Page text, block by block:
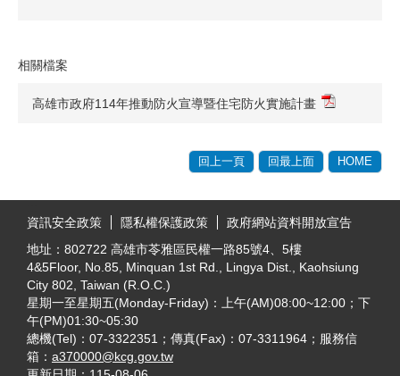
相關檔案
高雄市政府114年推動防火宣導暨住宅防火實施計畫
回上一頁 回最上面 HOME
資訊安全政策
隱私權保護政策
政府網站資料開放宣告
地址：802722 高雄市苓雅區民權一路85號4、5樓
4&5Floor, No.85, Minquan 1st Rd., Lingya Dist., Kaohsiung
City 802, Taiwan (R.O.C.)
星期一至星期五(Monday-Friday)：上午(AM)08:00~12:00；下
午(PM)01:30~05:30
總機(Tel)：07-3322351；傳真(Fax)：07-3311964；服務信
箱： a370000@kcg.gov.tw